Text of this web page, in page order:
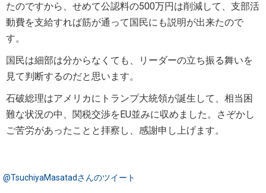
たのですから、せめて公認料の500万円は削減して、支部活
動費を支給すれば筋が通って国民にも説明が出来たので
す。
国民は細部は分からなくても、リーダーの立ち振る舞いを
見て判断するのだと思います。
石破総理はアメリカにトランプ大統領が誕生して、相当困
難な状況の中、関税交渉をEU並みに収めました。さぞかし
ご苦労があったことと拝察し、感謝申し上げます。
@TsuchiyaMasatadさんのツイート